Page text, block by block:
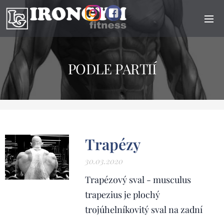
PODLE PARTIÍ
Trapézy
30.03.2020
Trapézový sval - musculus
trapezius je plochý
trojúhelníkovitý sval na zadní